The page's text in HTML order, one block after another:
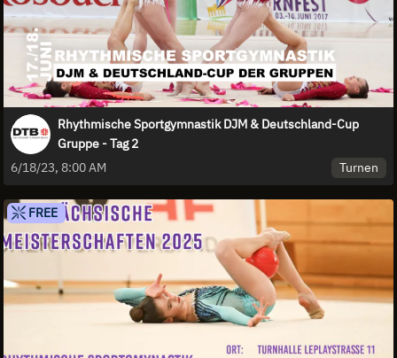
Rhythmische Sportgymnastik DJM & Deutschland-Cup
Gruppe - Tag 2
6/18/23, 8:00 AM
Turnen
FREE